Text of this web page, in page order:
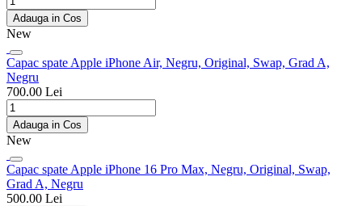
Adauga in Cos
New
Capac spate Apple iPhone Air, Negru, Original, Swap, Grad A,
Negru
700.00 Lei
Adauga in Cos
New
Capac spate Apple iPhone 16 Pro Max, Negru, Original, Swap,
Grad A, Negru
500.00 Lei